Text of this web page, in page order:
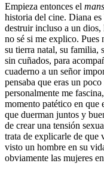
Empieza entonces el
historia del cine. Diana
destruir incluso a un dios,
no sé si me explico.
su tierra natal, su familia,
sin cuñados, para
cuaderno a un señor
pensaba que eras un
personalmente me
momento patético en que
que duerman juntos y
de crear una tensión
trata de explicarle de que
visto un hombre en su
obviamente las mujeres